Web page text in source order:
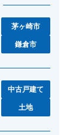
茅ヶ崎市
鎌倉市
中古戸建て
土地